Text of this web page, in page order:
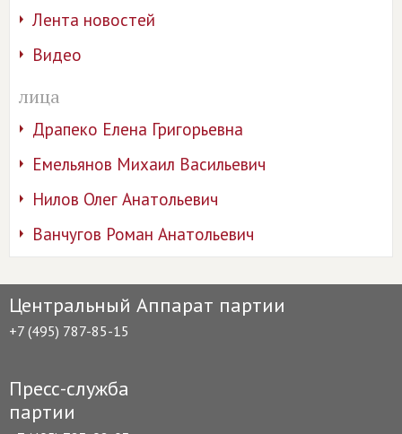
Лента новостей
Видео
лица
Драпеко Елена Григорьевна
Емельянов Михаил Васильевич
Нилов Олег Анатольевич
Ванчугов Роман Анатольевич
Центральный Аппарат партии
+7 (495) 787-85-15
Пресс-служба
партии